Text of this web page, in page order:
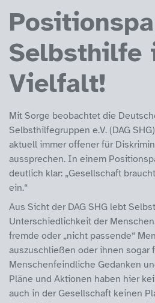
Selbsthilfe
Vielfalt!
Mit Sorge beobachtet die
Selbsthilfegruppen e.V. (DAG
aktuell immer offener für
aussprechen. In einem
deutlich klar: „Gesellschaft
ein.“
Aus Sicht der DAG SHG lebt
Unterschiedlichkeit der
fremde oder „nicht passende“
auszuschließen oder ihnen sogar
Menschenfeindliche Gedanken
Pläne und Aktionen haben hier
auch in der Gesellschaft keinen